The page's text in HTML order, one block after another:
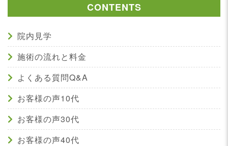
CONTENTS
院内見学
施術の流れと料金
よくある質問Q&A
お客様の声10代
お客様の声30代
お客様の声40代